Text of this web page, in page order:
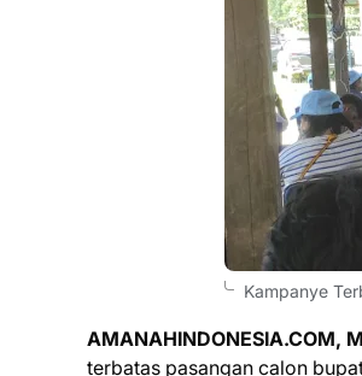
Kampanye
AMANAHINDONESIA.COM,
terbatas pasangan calon